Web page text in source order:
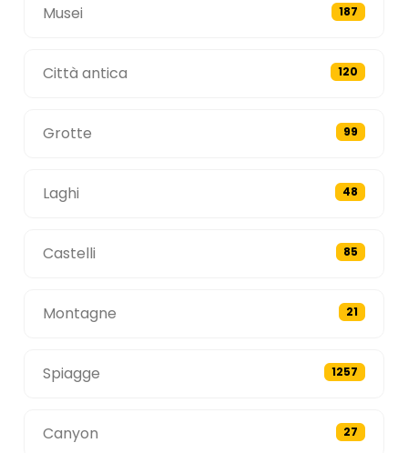
Musei 187
Città antica 120
Grotte 99
Laghi 48
Castelli 85
Montagne 21
Spiagge 1257
Canyon 27